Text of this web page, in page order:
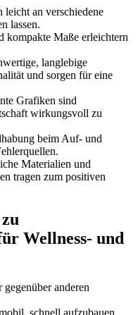
leicht an verschiedene
lassen.
kompakte Maße erleichtern
langlebige
und sorgen für eine
Grafiken sind
wirkungsvoll zu
beim Auf- und
Materialien und
tragen zum positiven
Wellness- und
anderen
schnell aufzubauen